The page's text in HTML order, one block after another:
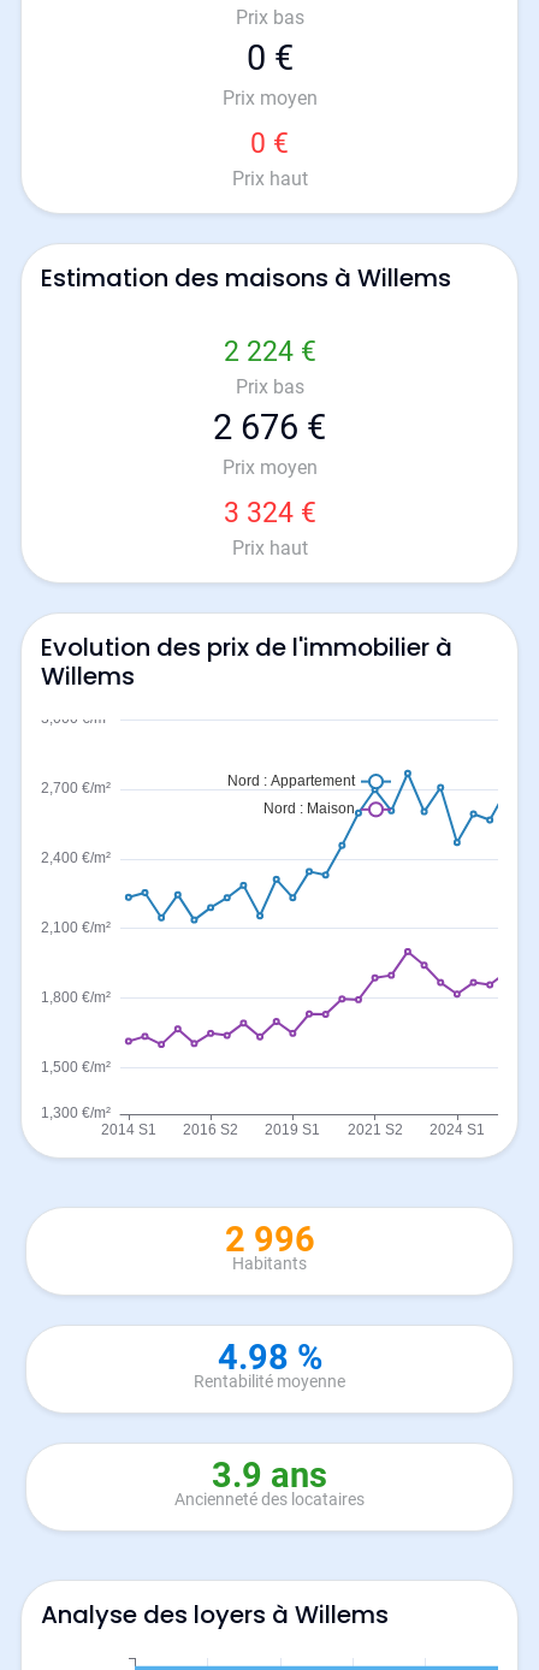
Prix bas
0 €
Prix moyen
0 €
Prix haut
Estimation des maisons à Willems
2 224 €
Prix bas
2 676 €
Prix moyen
3 324 €
Prix haut
Evolution des prix de l'immobilier à
Willems
2 996
Habitants
4.98 %
Rentabilité moyenne
3.9 ans
Ancienneté des locataires
Analyse des loyers à Willems